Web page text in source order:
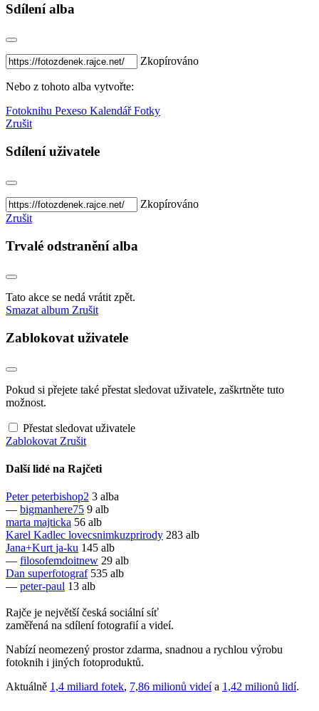
Sdílení alba
Zkopírováno
Nebo z tohoto alba vytvořte:
Fotoknihu Pexeso KalendářFotky
Zrušit
Sdílení uživatele
Zkopírováno
Zrušit
Trvalé odstranění alba
Tato akce se nedá vrátit zpět.
Smazat album Zrušit
Zablokovat uživatele
Pokud si přejete také přestat sledovat uživatele, zaškrtněte tuto
možnost.
Přestat sledovat uživatele
Zablokovat Zrušit
Další lidé na Rajčeti
Peterpeterbishop2 3 alba
— bigmanhere75 9 alb
marta majticka 56 alb
Karel Kadlec lovecsnimkuzprirody 283 alb
Jana+Kurt ja-ku 145 alb
— filosofemdoitnew 29 alb
Dan superfotograf 535 alb
— peter-paul 13 alb
Rajče je největší česká sociální síť
zaměřená na sdílení fotografií a videí.
Nabízí neomezený prostor zdarma, snadnou a rychlou výrobu
fotoknih i jiných fotoproduktů.
Aktuálně 1,4 miliard fotek, 7,86 milionů videía 1,42 milionů lidí.